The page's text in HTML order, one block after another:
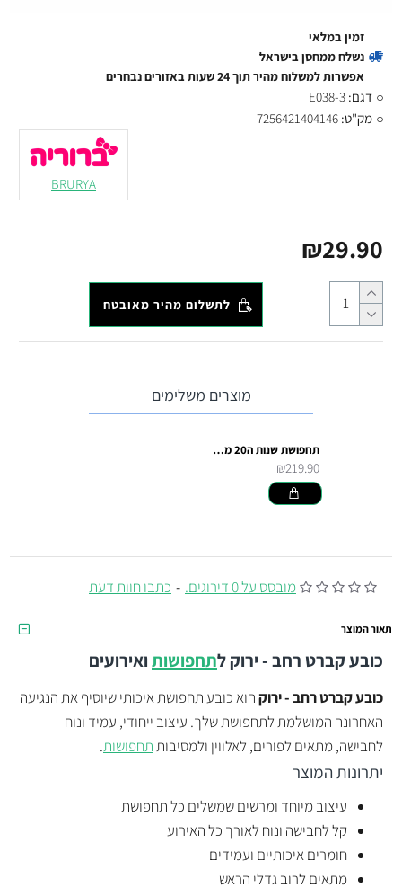
מובסס על 0 דירוגים. - כתבו חוות דעת
₪29.90
זמין במלאי
נשלח ממחסן בישראל
אפשרות למשלוח מהיר תוך 24 שעות באזורים נבחרים
דגם: E038-3
מק"ט: 7256421404146
BRURYA
לתשלום מהיר מאובטח
מוצרים משלימים
תחפושת שנות ה20 מהודרת
₪219.90
תאור המוצר
כובע קברט רחב - ירוקלתחפושותואירועים
כובע קברט רחב - ירוקהוא כובע תחפושת איכותי שיוסיף את הנגיעה
האחרונה המושלמת לתחפושת שלך. עיצוב ייחודי, עמיד ונוח
לחבישה, מתאים לפורים, לאלווין ולמסיבותתחפושות.
יתרונות המוצר
עיצוב מיוחד ומרשים שמשלים כל תחפושת
קל לחבישה ונוח לאורך כל האירוע
חומרים איכותיים ועמידים
מתאים לרוב גדלי הראש